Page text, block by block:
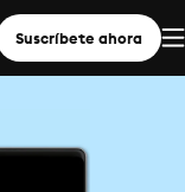
Suscríbete ahora